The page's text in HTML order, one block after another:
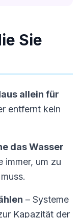
Sie
allein für
entfernt kein
das Wasser
immer, um zu
– Systeme
Kapazität der